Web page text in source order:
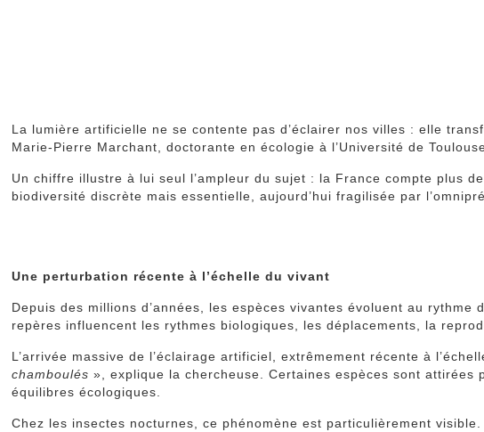
La lumière artificielle ne se contente pas d’éclairer nos villes : elle
Marie-Pierre Marchant, doctorante en écologie à l’Université de
Un chiffre illustre à lui seul l’ampleur du sujet : la France compte plus
biodiversité discrète mais essentielle, aujourd’hui fragilisée par
Une perturbation récente à l’échelle du vivant
Depuis des millions d’années, les espèces vivantes évoluent au
repères influencent les rythmes biologiques, les déplacements, la
L’arrivée massive de l’éclairage artificiel, extrêmement récente à
chamboulés », explique la chercheuse. Certaines espèces sont
équilibres écologiques.
Chez les insectes nocturnes, ce phénomène est particulièrement